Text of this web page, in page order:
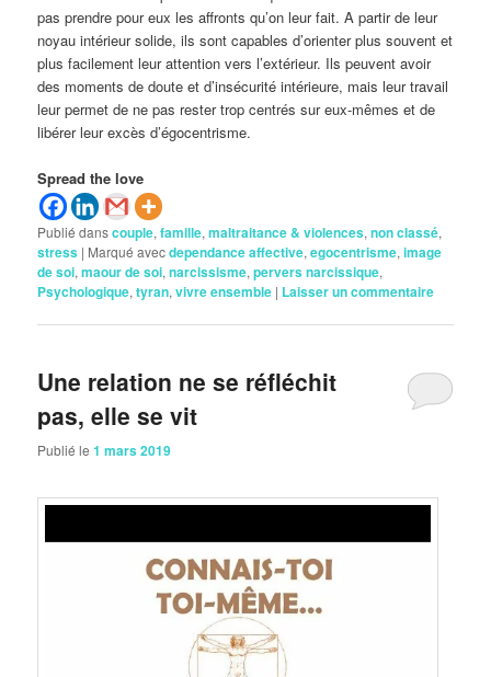
pas prendre pour eux les affronts qu’on leur fait. A partir de leur
noyau intérieur solide, ils sont capables d’orienter plus souvent et
plus facilement leur attention vers l’extérieur. Ils peuvent avoir
des moments de doute et d’insécurité intérieure, mais leur travail
leur permet de ne pas rester trop centrés sur eux-mêmes et de
libérer leur excès d’égocentrisme.
Spread the love
Publié danscouple,famille,maltraitance & violences,non classé,
stress | Marqué avecdependance affective,egocentrisme,image
de soi,maour de soi,narcissisme,pervers narcissique,
Psychologique,tyran,vivre ensemble | Laisser un commentaire
Une relation ne se réfléchit
pas, elle se vit
Publié le1 mars 2019